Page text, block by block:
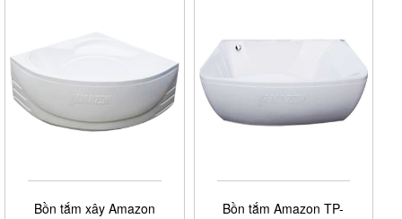
Bồn tắm xây Amazon
Bồn tắm Amazon TP-